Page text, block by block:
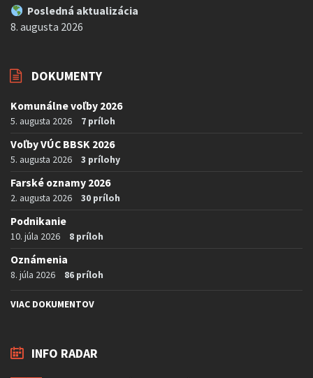
Posledná aktualizácia
8. augusta 2026
DOKUMENTY
Komunálne voľby 2026
5. augusta 2026 7 príloh
Voľby VÚC BBSK 2026
5. augusta 2026 3 prílohy
Farské oznamy 2026
2. augusta 2026 30 príloh
Podnikanie
10. júla 2026 8 príloh
Oznámenia
8. júla 2026 86 príloh
VIAC DOKUMENTOV
INFO RADAR